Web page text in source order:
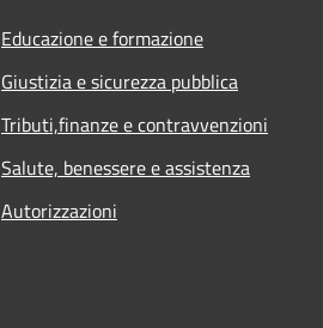
Educazione e formazione
Giustizia e sicurezza pubblica
Tributi,finanze e contravvenzioni
Salute, benessere e assistenza
Autorizzazioni